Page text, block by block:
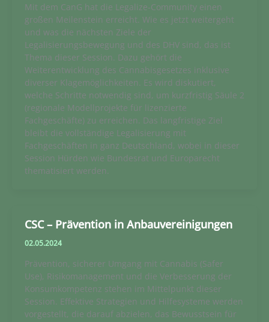
Mit dem CanG hat die Legalize-Community einen
großen Meilenstein erreicht. Wie es jetzt weitergeht
und was die nächsten Ziele der
Legalisierungsbewegung und des DHV sind, das ist
Thema dieser Session. Dazu gehört die
Weiterentwicklung des Cannabisgesetzes inklusive
diverser Klagemöglichkeiten. Es wird diskutiert,
welche Schritte notwendig sind, um kurzfristig Säule 2
(regionale Modellprojekte für lizenzierte
Fachgeschäfte) zu erreichen. Das langfristige Ziel
bleibt die vollständige Legalisierung mit
Fachgeschäften in ganz Deutschland, wobei in dieser
Session Hürden wie Bundesrat und Europarecht
thematisiert werden.
CSC – Prävention in Anbauvereinigungen
02.05.2024
Prävention, sicherer Umgang mit Cannabis (Safer
Use), Risikomanagement und die Verbesserung der
Konsumkompetenz stehen im Mittelpunkt dieser
Session. Effektive Strategien und Hilfesysteme werden
vorgestellt, die darauf abzielen, das Bewusstsein für